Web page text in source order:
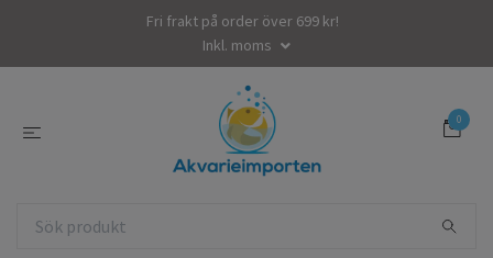
Fri frakt på order över 699 kr!
Inkl. moms
0